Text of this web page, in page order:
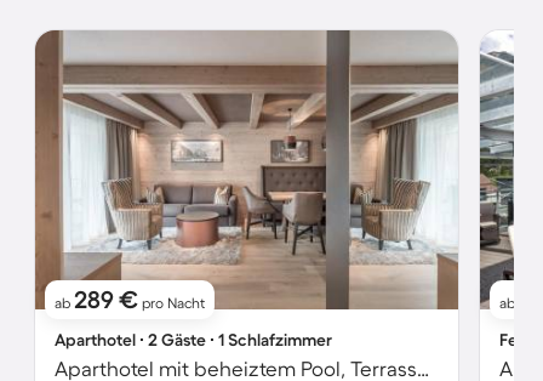
ab 289 € pro Nacht
Aparthotel ∙ 2 Gäste ∙ 1 Schlafzimmer
Aparthotel mit beheiztem Pool, Terrasse und Whirlpool | Perfekt für die Arbeit von Zuhause
ab